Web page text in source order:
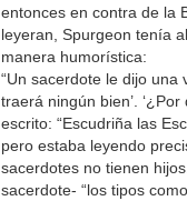
entonces en contra de la
leyeran, Spurgeon tenía
manera humorística:
“Un sacerdote le dijo una
traerá ningún bien’.
escrito: “Escudriña las
pero estaba leyendo
sacerdotes no tienen
sacerdote- “los tipos